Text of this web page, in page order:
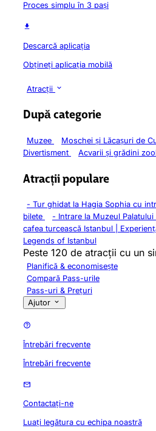
Proces simplu în 3 pași
Descarcă aplicația
Obțineți aplicația mobilă
Atracții
După categorie
Muzee Moschei și Lăcașuri de
Divertisment
Acvarii și grădini
Atracții populare
- Tur ghidat la Hagia Sophia cu
bilete
- Intrare la Muzeul
cafea turcească Istanbul |
Legends of Istanbul
Peste 120 de atracții cu un
Planifică & economisește
Compară Pass-urile
Pass-uri & Prețuri
Ajutor
Întrebări frecvente
Întrebări frecvente
Contactați-ne
Luați legătura cu echipa noastră